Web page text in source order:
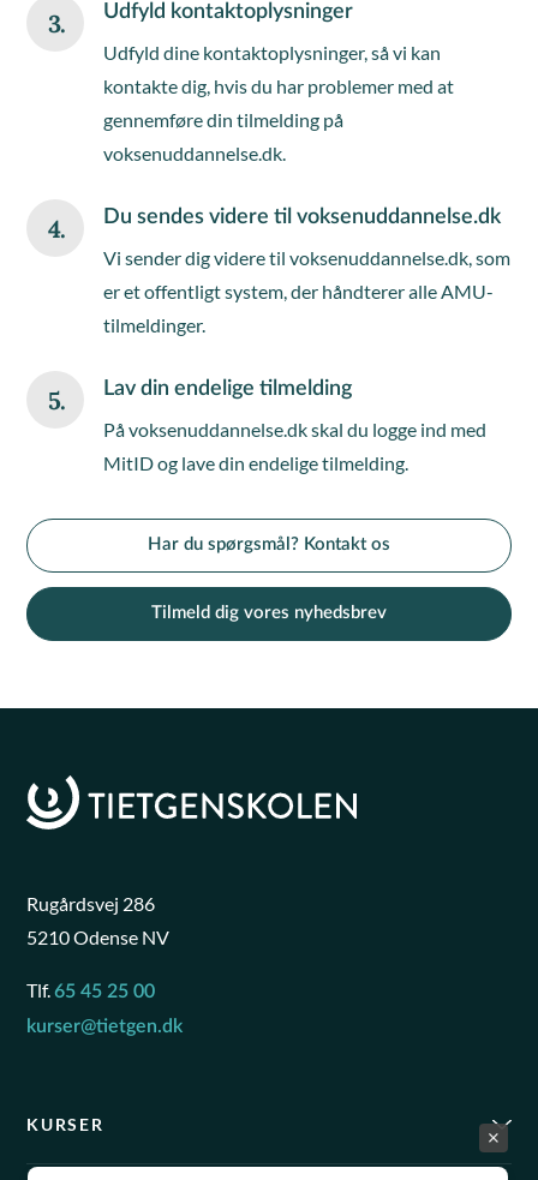
3. Udfyld kontaktoplysninger
Udfyld dine kontaktoplysninger, så vi kan
kontakte dig, hvis du har problemer med at
gennemføre din tilmelding på
voksenuddannelse.dk.
4. Du sendes videre til voksenuddannelse.dk
Vi sender dig videre til voksenuddannelse.dk, som
er et offentligt system, der håndterer alle AMU-
tilmeldinger.
5. Lav din endelige tilmelding
På voksenuddannelse.dk skal du logge ind med
MitID og lave din endelige tilmelding.
Har du spørgsmål? Kontakt os
Tilmeld dig vores nyhedsbrev
Rugårdsvej 286
5210 Odense NV
Tlf.65 45 25 00
kurser@tietgen.dk
KURSER